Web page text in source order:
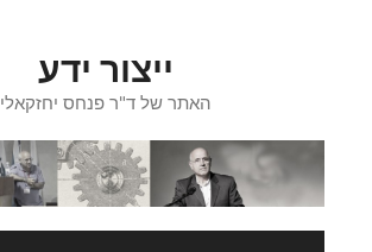
ייצור ידע
האתר של ד"ר פנחס יחזקאלי